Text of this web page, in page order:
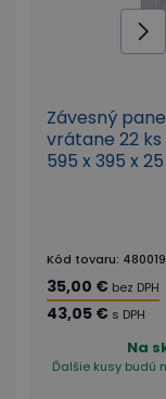
Závesný
vrátane 22
595 x 395 x
Kód tovaru: 480019
35,00 € bez DPH
43,05 € s DPH
Na
Ďalšie kusy budú